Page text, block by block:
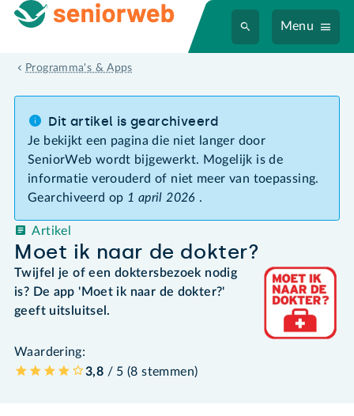
Menu
Programma's & Apps
Dit artikel is gearchiveerd
Je bekijkt een pagina die niet langer door
SeniorWeb wordt bijgewerkt. Mogelijk is de
informatie verouderd of niet meer van toepassing.
Gearchiveerd op 1 april 2026 .
Moet ik naar de dokter?
Artikel
Twijfel je of een doktersbezoek nodig
is? De app 'Moet ik naar de dokter?'
geeft uitsluitsel.
Waardering:
3,8 / 5 (8 stemmen)